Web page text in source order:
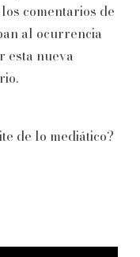
comentarios de
al ocurrencia
esta nueva
de lo mediático?